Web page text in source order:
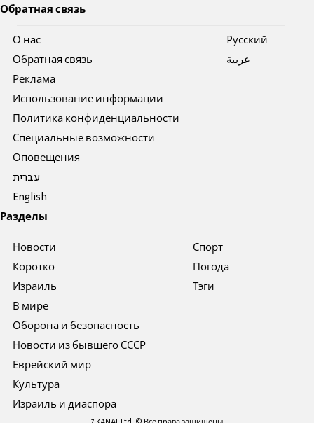
Обратная связь
О нас
Обратная связь
Реклама
Использование информации
Политика конфиденциальности
Специальные возможности
Оповещения
עברית
English
Pусский
عربية
Разделы
Новости
Коротко
Израиль
В мире
Оборона и безопасность
Новости из бывшего СССР
Еврейский мир
Культура
Израиль и диаспора
Спорт
Погода
Тэги